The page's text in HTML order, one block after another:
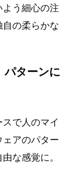
う細心の注
の柔らかな
パターンに
で人のマイ
アのパター
な感覚に。